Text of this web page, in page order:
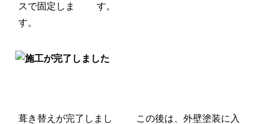
スで固定しま
す。
す。
葺き替えが完了しまし
この後は、外壁塗装に入